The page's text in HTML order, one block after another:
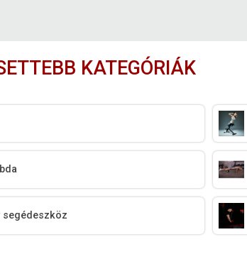
KATEGÓRIÁK
segédeszköz